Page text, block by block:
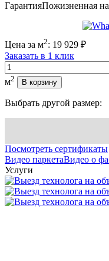
ГарантияПожизненная
Цена за м2: 19 929 ₽
Заказать в 1 клик
Количество
м2 В корзину
Выбрать другой размер:
Посмотреть сертификаты
Видео паркетаВидео о
Услуги